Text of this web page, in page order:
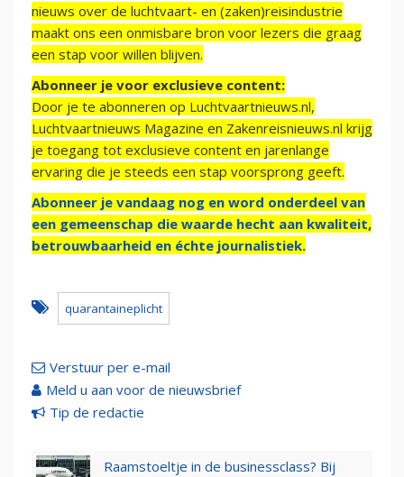
nieuws over de luchtvaart- en (zaken)reisindustrie
maakt ons een onmisbare bron voor lezers die graag
een stap voor willen blijven.
Abonneer je voor exclusieve content:
Door je te abonneren op Luchtvaartnieuws.nl,
Luchtvaartnieuws Magazine en Zakenreisnieuws.nl krijg
je toegang tot exclusieve content en jarenlange
ervaring die je steeds een stap voorsprong geeft.
Abonneer je vandaag nog en word onderdeel van
een gemeenschap die waarde hecht aan kwaliteit,
betrouwbaarheid en échte journalistiek.
quarantaineplicht
Verstuur per e-mail
Meld u aan voor de nieuwsbrief
Tip de redactie
Raamstoeltje in de businessclass? Bij